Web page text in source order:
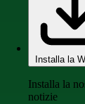
Installa la
Installa la
notizie